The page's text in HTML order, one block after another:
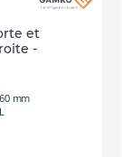
et
-
mm